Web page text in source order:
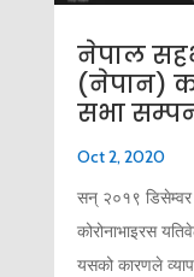
नेपाल
(नेपान)
सभा
Oct 2, 2020
सन् २०१९ डिसेम्वर
कोरोनाभाइरस
यसको कारणले